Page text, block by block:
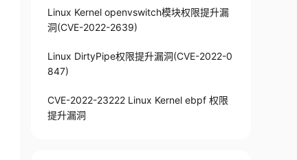
Linux Kernel openvswitch模块权限提升漏
洞(CVE-2022-2639)
Linux DirtyPipe权限提升漏洞(CVE-2022-0
847)
CVE-2022-23222 Linux Kernel ebpf 权限
提升漏洞